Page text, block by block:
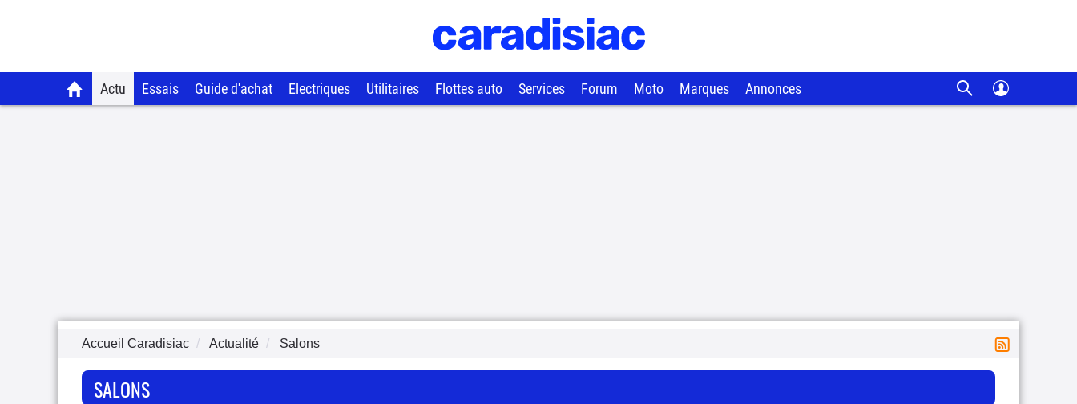
Actu Essais Guide d'achat Electriques Utilitaires Flottes auto Services Forum Moto Marques Annonces
Accueil Caradisiac Actualité Salons
SALONS